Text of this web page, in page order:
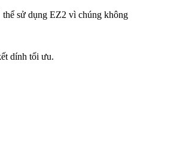
sử dụng EZ2 vì chúng không
dính tối ưu.